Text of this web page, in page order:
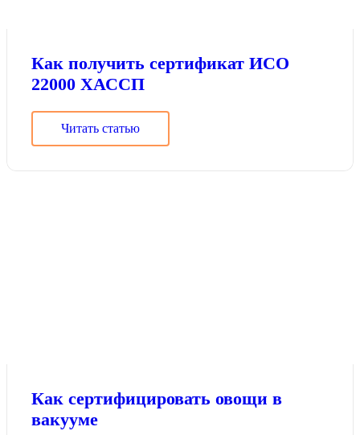
Как получить сертификат ИСО
22000 ХАССП
Читать статью
Как сертифицировать овощи в
вакууме